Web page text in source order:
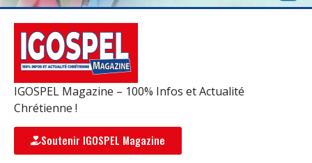
IGOSPEL Magazine – 100% Infos et Actualité
Chrétienne !
Soutenir IGOSPEL Magazine